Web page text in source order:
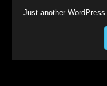
Just another